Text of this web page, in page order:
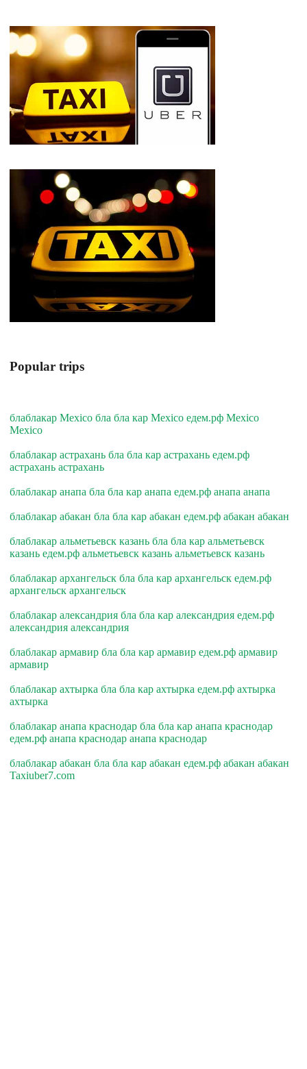
Popular trips
блаблакар Mexico бла бла кар Mexico едем.рф Mexico
Mexico
блаблакар астрахань бла бла кар астрахань едем.рф
астрахань астрахань
блаблакар анапа бла бла кар анапа едем.рф анапа анапа
блаблакар абакан бла бла кар абакан едем.рф абакан абакан
блаблакар альметьевск казань бла бла кар альметьевск
казань едем.рф альметьевск казань альметьевск казань
блаблакар архангельск бла бла кар архангельск едем.рф
архангельск архангельск
блаблакар александрия бла бла кар александрия едем.рф
александрия александрия
блаблакар армавир бла бла кар армавир едем.рф армавир
армавир
блаблакар ахтырка бла бла кар ахтырка едем.рф ахтырка
ахтырка
блаблакар анапа краснодар бла бла кар анапа краснодар
едем.рф анапа краснодар анапа краснодар
блаблакар абакан бла бла кар абакан едем.рф абакан абакан
Taxiuber7.com